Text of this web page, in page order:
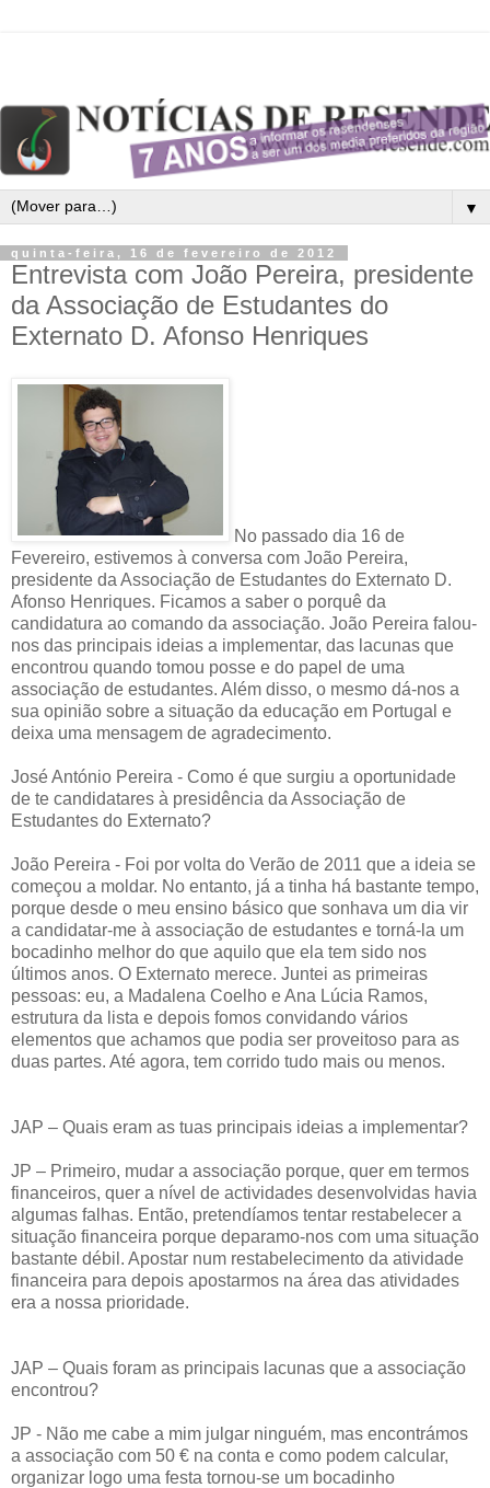
▼
quinta-feira, 16 de fevereiro de 2012
Entrevista com João Pereira, presidente
da Associação de Estudantes do
Externato D. Afonso Henriques
No passado dia 16 de
Fevereiro, estivemos à conversa com João Pereira,
presidente da Associação de Estudantes do Externato D.
Afonso Henriques. Ficamos a saber o porquê da
candidatura ao comando da associação. João Pereira falou-
nos das principais ideias a implementar, das lacunas que
encontrou quando tomou posse e do papel de uma
associação de estudantes. Além disso, o mesmo dá-nos a
sua opinião sobre a situação da educação em Portugal e
deixa uma mensagem de agradecimento.
José António Pereira - Como é que surgiu a oportunidade
de te candidatares à presidência da Associação de
Estudantes do Externato?
João Pereira - Foi por volta do Verão de 2011 que a ideia se
começou a moldar. No entanto, já a tinha há bastante tempo,
porque desde o meu ensino básico que sonhava um dia vir
a candidatar-me à associação de estudantes e torná-la um
bocadinho melhor do que aquilo que ela tem sido nos
últimos anos. O Externato merece. Juntei as primeiras
pessoas: eu, a Madalena Coelho e Ana Lúcia Ramos,
estrutura da lista e depois fomos convidando vários
elementos que achamos que podia ser proveitoso para as
duas partes. Até agora, tem corrido tudo mais ou menos.
JAP – Quais eram as tuas principais ideias a implementar?
JP – Primeiro, mudar a associação porque, quer em termos
financeiros, quer a nível de actividades desenvolvidas havia
algumas falhas. Então, pretendíamos tentar restabelecer a
situação financeira porque deparamo-nos com uma situação
bastante débil. Apostar num restabelecimento da atividade
financeira para depois apostarmos na área das atividades
era a nossa prioridade.
JAP – Quais foram as principais lacunas que a associação
encontrou?
JP - Não me cabe a mim julgar ninguém, mas encontrámos
a associação com 50 € na conta e como podem calcular,
organizar logo uma festa tornou-se um bocadinho